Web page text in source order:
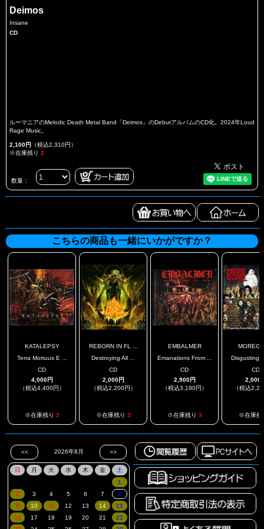
Deimos
Insane
CD
ルーマニアのMelodic Death Metal Band「Deimos」のDebutアルバムのCD化。2024年Loud
Rage Music。
2,100円 （税込2,310円）
※在庫残り 2
数量：
こちらの商品も一緒にいかがですか？
KATALEPSY
Terra Mortuus E ...
CD
4,000円
（税込4,400円）
※在庫残り 3
REBORN IN FL ...
Destroying All ...
CD
2,000円
（税込2,200円）
※在庫残り 3
EMBALMER
Emanations From ...
CD
2,900円
（税込3,190円）
※在庫残り 3
Disgusting
CD
2,000
（税込
※在庫残